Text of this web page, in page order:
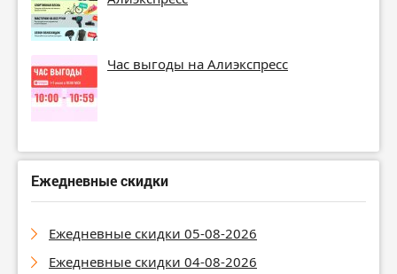
Час выгоды на Алиэкспресс
Ежедневные скидки
Ежедневные скидки 05-08-2026
Ежедневные скидки 04-08-2026